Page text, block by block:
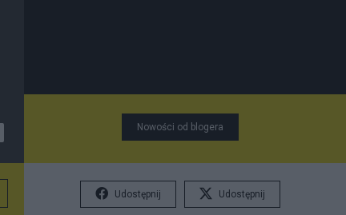
Nowości od blogera
Udostępnij Udostępnij